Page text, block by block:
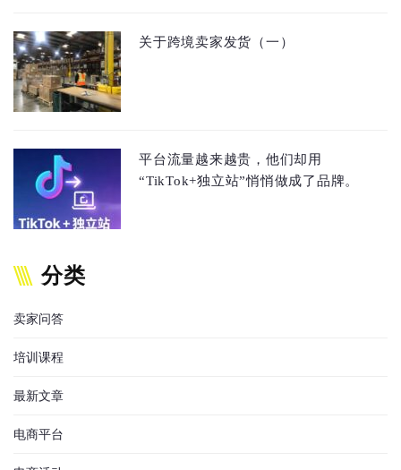
关于跨境卖家发货（一）
平台流量越来越贵，他们却用
“TikTok+独立站”悄悄做成了品牌。
分类
卖家问答
培训课程
最新文章
电商平台